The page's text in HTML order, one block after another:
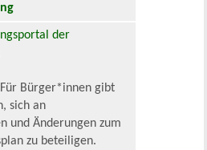
der
Bürger*innen gibt
sich an
und Änderungen zum
zu beteiligen.